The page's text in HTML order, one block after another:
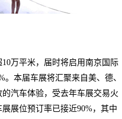
万平米，届时将启用南京国际
本届车展将汇聚来自美、德、
汽车体验，受去年车展交易火
展位预订率已接近90%，其中